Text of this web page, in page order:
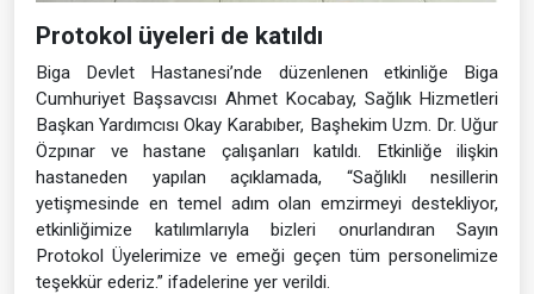
Protokol üyeleri de katıldı
Biga Devlet Hastanesi’nde düzenlenen etkinliğe Biga
Cumhuriyet Başsavcısı Ahmet Kocabay, Sağlık Hizmetleri
Başkan Yardımcısı Okay Karabıber, Başhekim Uzm. Dr. Uğur
Özpınar ve hastane çalışanları katıldı. Etkinliğe ilişkin
hastaneden yapılan açıklamada, “Sağlıklı nesillerin
yetişmesinde en temel adım olan emzirmeyi destekliyor,
etkinliğimize katılımlarıyla bizleri onurlandıran Sayın
Protokol Üyelerimize ve emeği geçen tüm personelimize
teşekkür ederiz.” ifadelerine yer verildi.